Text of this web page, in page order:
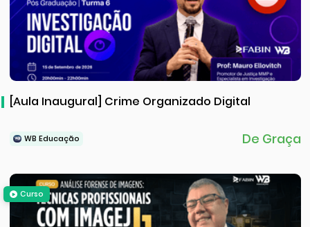
[Aula Inaugural] Crime Organizado Digital
WB Educação De Graça
Curso